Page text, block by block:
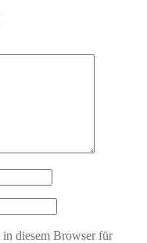
diesem Browser für